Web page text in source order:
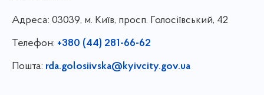
Адреса: 03039, м. Київ, просп. Голосіївський, 42
Телефон: +380 (44) 281-66-62
Пошта: rda.golosiivska@kyivcity.gov.ua